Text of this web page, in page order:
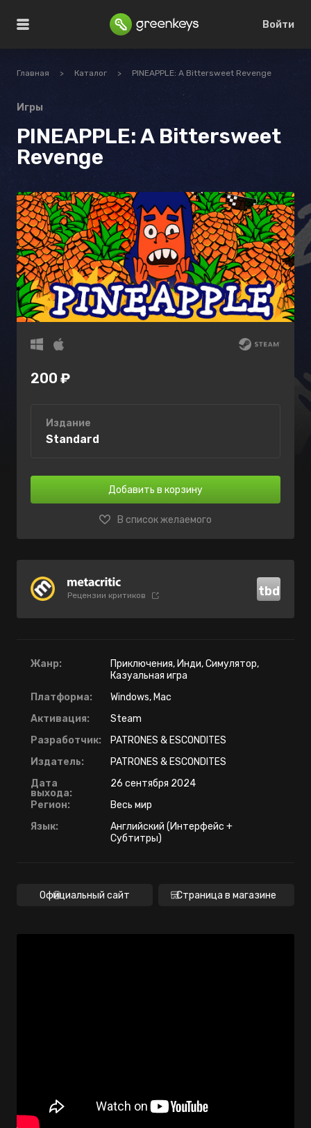
Войти
Главная > Каталог > PINEAPPLE: A Bittersweet Revenge
Игры
PINEAPPLE: A Bittersweet
Revenge
200 ₽
Издание
Standard
Добавить в корзину
В список желаемого
Рецензии критиков tbd
Жанр:
Приключения, Инди, Симулятор,
Казуальная игра
Платформа:
Windows, Mac
Активация:
Steam
Разработчик:
PATRONES & ESCONDITES
Издатель:
PATRONES & ESCONDITES
Дата
выхода:
26 сентября 2024
Регион:
Весь мир
Язык:
Английский (Интерфейс +
Субтитры)
Официальный сайт Страница в магазине